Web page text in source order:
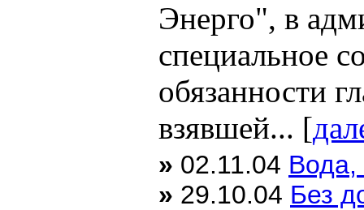
Энерго", в
специальное
обязанности
взявшей... [
» 02.11.04 Вода,
» 29.10.04 Без